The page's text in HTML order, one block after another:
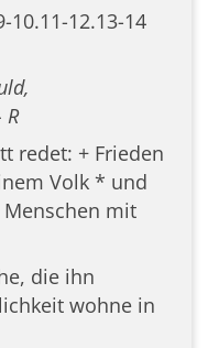
10.11-12.13-14
R
redet: + Frieden
Volk * und
mit
die ihn
wohne in